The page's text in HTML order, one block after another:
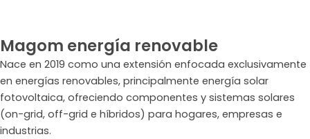
Magom energía renovable
Nace en 2019 como una extensión enfocada exclusivamente
en energías renovables, principalmente energía solar
fotovoltaica, ofreciendo componentes y sistemas solares
(on-grid, off-grid e híbridos) para hogares, empresas e
industrias.